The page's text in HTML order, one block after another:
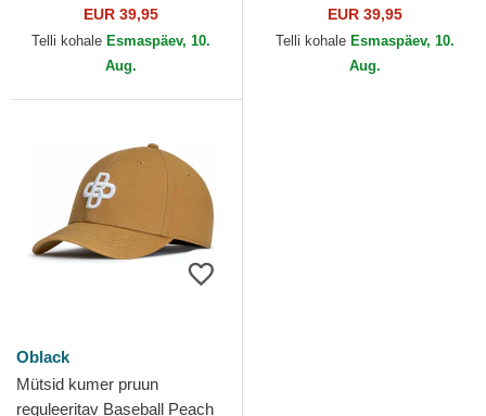
OBL104 Oblack
EUR 39,95
Telli kohale Esmaspäev, 10.
Aug.
OLB044 Oblack
EUR 39,95
Telli kohale Esmaspäev, 10.
Aug.
Oblack
Mütsid kumer pruun
reguleeritav Baseball Peach